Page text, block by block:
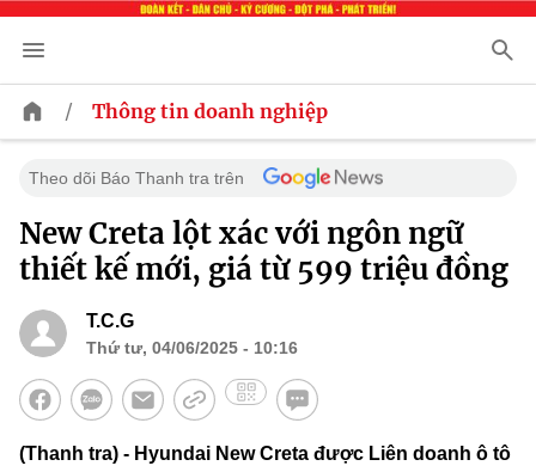
/ Thông tin doanh nghiệp
Theo dõi Báo Thanh tra trên
New Creta lột xác với ngôn ngữ
thiết kế mới, giá từ 599 triệu đồng
T.C.G
Thứ tư, 04/06/2025 - 10:16
(Thanh tra) - Hyundai New Creta được Liên doanh ô tô